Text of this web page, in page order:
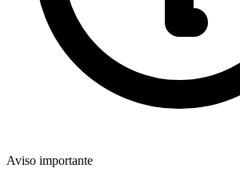
Aviso importante